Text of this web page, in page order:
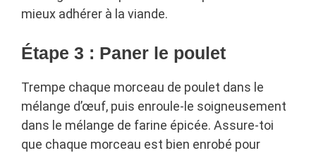
mieux adhérer à la viande.
Étape 3 : Paner le poulet
Trempe chaque morceau de poulet dans le
mélange d’œuf, puis enroule-le soigneusement
dans le mélange de farine épicée. Assure-toi
que chaque morceau est bien enrobé pour